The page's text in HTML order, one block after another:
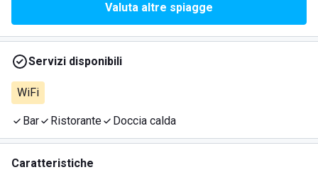
Valuta altre spiagge
Servizi disponibili
WiFi
Bar Ristorante Doccia calda
Caratteristiche